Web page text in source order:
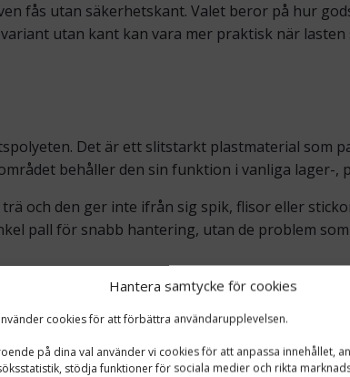
Hantera samtycke för cookies
cookies för att förbättra användarupplevelsen.
på dina val använder vi cookies för att anpassa innehållet,
stödja funktioner för sociala medier och rikta
fås utan säkerhetskant. Valet beror på hur
utan kant kan vara mer praktisk när
Det är ett slitstarkt plastmaterial som
behåller den sin funktion i vanliga lager-
och den ger inte ifrån sig spik, flisor eller
pall för snabb hantering, utan de problem
fördelen är att tomma pallar kan staplas
eller förvaras nära en packstation. I en stapel